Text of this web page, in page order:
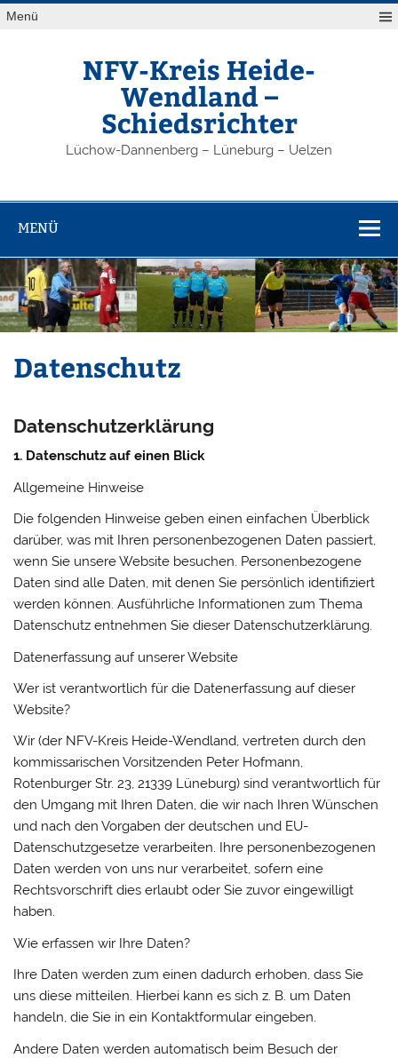
Zum
Inhalt
Menü
NFV-Kreis Heide-
Wendland –
Schiedsrichter
Lüchow-Dannenberg – Lüneburg – Uelzen
MENÜ
Datenschutz
Datenschutzerklärung
1. Datenschutz auf einen Blick
Allgemeine Hinweise
Die folgenden Hinweise geben einen einfachen Überblick
darüber, was mit Ihren personenbezogenen Daten passiert,
wenn Sie unsere Website besuchen. Personenbezogene
Daten sind alle Daten, mit denen Sie persönlich identifiziert
werden können. Ausführliche Informationen zum Thema
Datenschutz entnehmen Sie dieser Datenschutzerklärung.
Datenerfassung auf unserer Website
Wer ist verantwortlich für die Datenerfassung auf dieser
Website?
Wir (der NFV-Kreis Heide-Wendland, vertreten durch den
kommissarischen Vorsitzenden Peter Hofmann,
Rotenburger Str. 23, 21339 Lüneburg) sind verantwortlich für
den Umgang mit Ihren Daten, die wir nach Ihren Wünschen
und nach den Vorgaben der deutschen und EU-
Datenschutzgesetze verarbeiten. Ihre personenbezogenen
Daten werden von uns nur verarbeitet, sofern eine
Rechtsvorschrift dies erlaubt oder Sie zuvor eingewilligt
haben.
Wie erfassen wir Ihre Daten?
Ihre Daten werden zum einen dadurch erhoben, dass Sie
uns diese mitteilen. Hierbei kann es sich z. B. um Daten
handeln, die Sie in ein Kontaktformular eingeben.
Andere Daten werden automatisch beim Besuch der